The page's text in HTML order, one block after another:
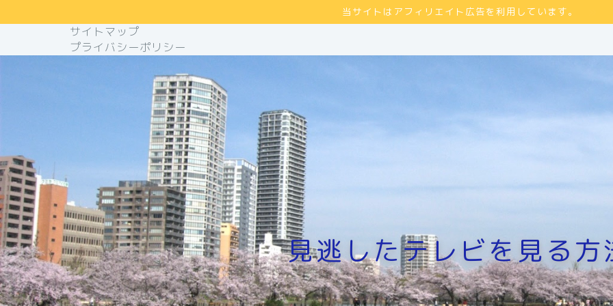
当サイトはアフィリエイト広告を利用しています。
サイトマップ
プライバシーポリシー
見逃したテレビを見る方